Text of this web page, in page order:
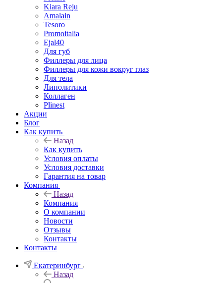
Kiara Reju
Amalain
Tesoro
Promoitalia
Ejal40
Для губ
Филлеры для лица
Филлеры для кожи вокруг глаз
Для тела
Липолитики
Коллаген
Plinest
Акции
Блог
Как купить
Назад
Как купить
Условия оплаты
Условия доставки
Гарантия на товар
Компания
Назад
Компания
О компании
Новости
Отзывы
Контакты
Контакты
Екатеринбург
Назад